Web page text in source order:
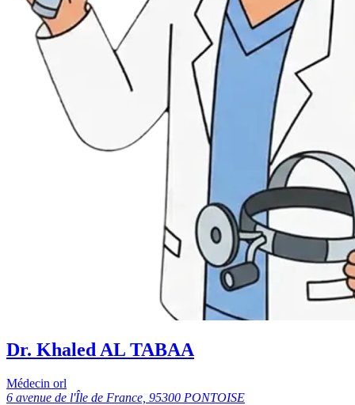
Dr. Khaled AL TABAA
Médecin orl
6 avenue de l'Île de France, 95300 PONTOISE